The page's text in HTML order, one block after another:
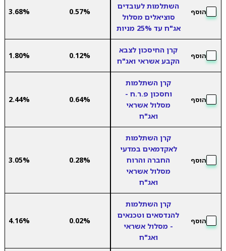
הוסף
השתלמות לעובדים
סוציאלים מסלול
אג"ח עד 25% מניות
0.57%
3.68%
הוסף
קרן החיסכון לצבא
הקבע אשראי ואג"ח
0.12%
1.80%
הוסף
קרן השתלמות
וחסכון פ.ר.ח -
מסלול אשראי
ואג"ח
0.64%
2.44%
הוסף
קרן השתלמות
לאקדמאים במדעי
החברה והרוח
מסלול אשראי
ואג"ח
0.28%
3.05%
הוסף
קרן השתלמות
להנדסאים וטכנאים
- מסלול אשראי
ואג"ח
0.02%
4.16%